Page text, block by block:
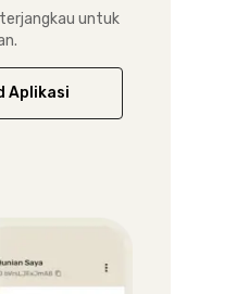
untuk
Aplikasi